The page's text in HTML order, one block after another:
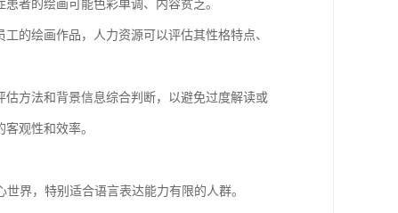
者的绘画可能色彩单调、内容贫乏。
的绘画作品，人力资源可以评估其性格特点、
方法和背景信息综合判断，以避免过度解读或
观性和效率。
界，特别适合语言表达能力有限的人群。